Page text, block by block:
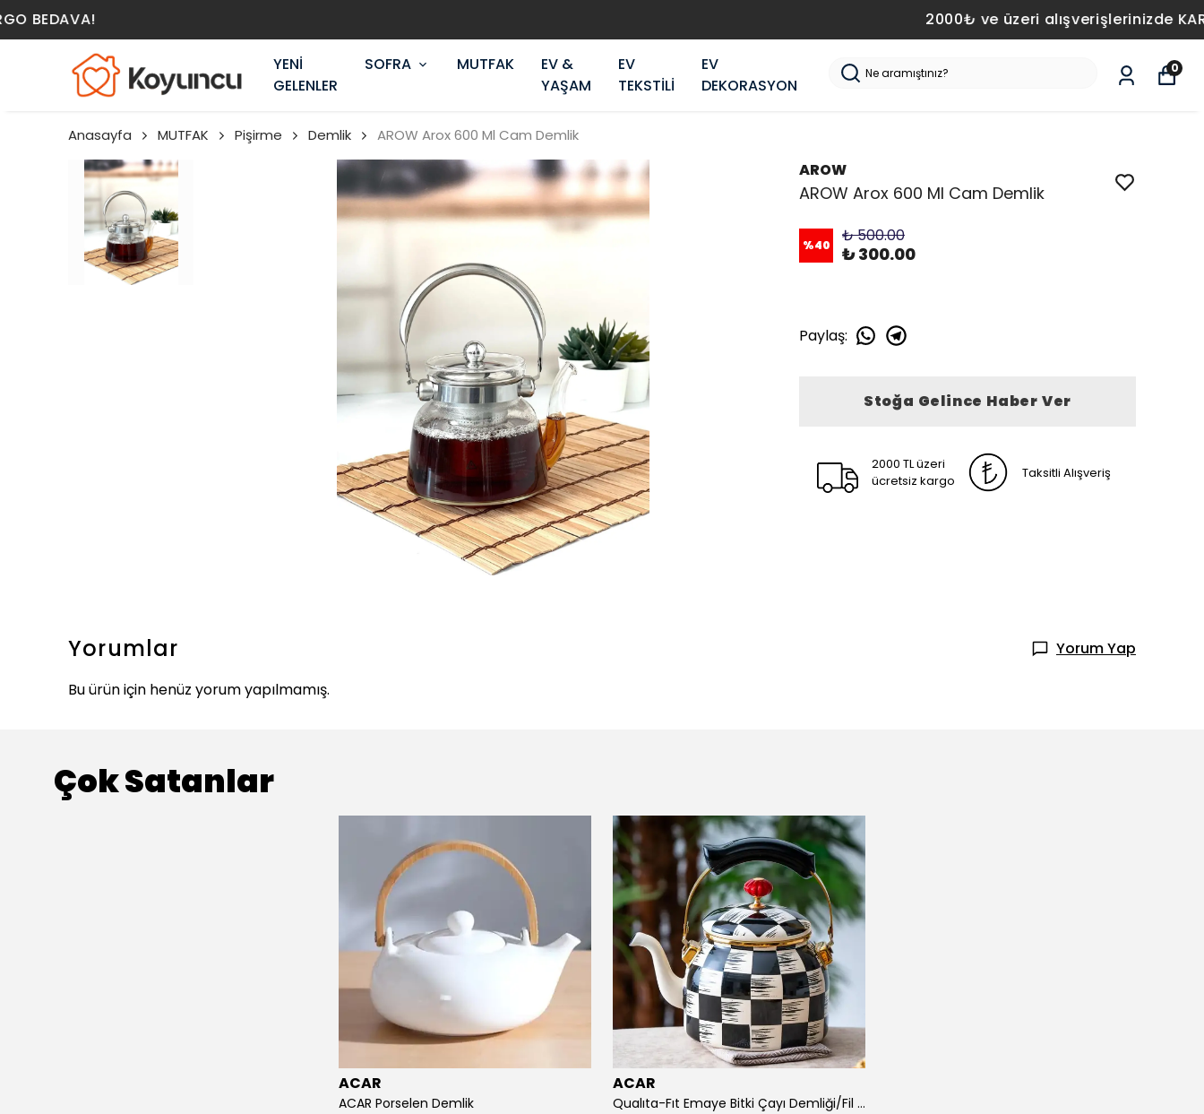
YENİ
GELENLER
SOFRA MUTFAK
EV &
YAŞAM
EV
TEKSTİLİ
EV
DEKORASYON
0
Anasayfa MUTFAK Pişirme Demlik AROW Arox 600 Ml Cam Demlik
AROW
AROW Arox 600 Ml Cam Demlik
%40 ₺ 500.00
₺ 300.00
Paylaş:
Stoğa Gelince Haber Ver
2000 TL üzeri
ücretsiz kargo
Taksitli Alışveriş
Yorumlar
Yorum Yap
Bu ürün için henüz yorum yapılmamış.
Çok Satanlar
ACAR
ACAR Porselen Demlik
ACAR
Qualıta-Fıt Emaye Bitki Çayı Demliği/Fil Dişi